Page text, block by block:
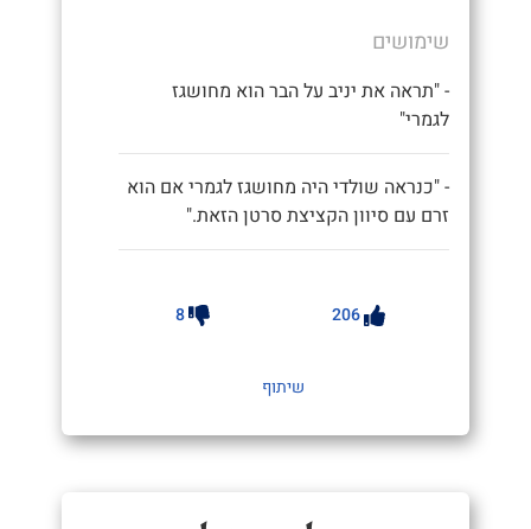
שימושים
- "תראה את יניב על הבר הוא מחושגז
לגמרי"
- "כנראה שולדי היה מחושגז לגמרי אם הוא
זרם עם סיוון הקציצת סרטן הזאת."
206
8
שיתוף